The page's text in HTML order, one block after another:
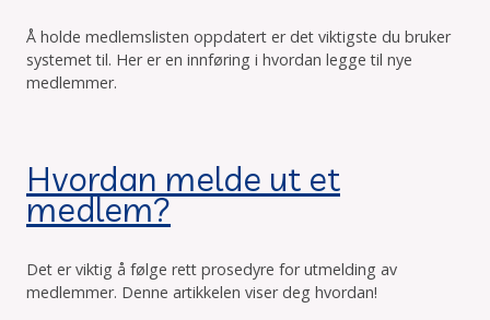
Å holde medlemslisten oppdatert er det viktigste du bruker
systemet til. Her er en innføring i hvordan legge til nye
medlemmer.
Hvordan melde ut et
medlem?
Det er viktig å følge rett prosedyre for utmelding av
medlemmer. Denne artikkelen viser deg hvordan!